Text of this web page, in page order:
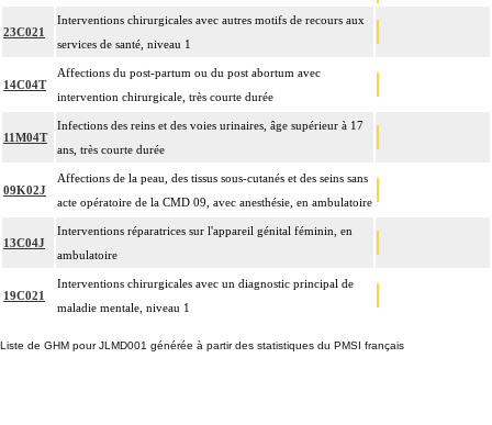
23C021
Interventions chirurgicales avec autres motifs de recours aux
services de santé, niveau 1
14C04T
Affections du post-partum ou du post abortum avec
intervention chirurgicale, très courte durée
11M04T
Infections des reins et des voies urinaires, âge supérieur à 17
ans, très courte durée
09K02J
Affections de la peau, des tissus sous-cutanés et des seins sans
acte opératoire de la CMD 09, avec anesthésie, en ambulatoire
13C04J
Interventions réparatrices sur l'appareil génital féminin, en
ambulatoire
19C021
Interventions chirurgicales avec un diagnostic principal de
maladie mentale, niveau 1
Liste de GHM pour JLMD001 générée à partir des statistiques du PMSI français